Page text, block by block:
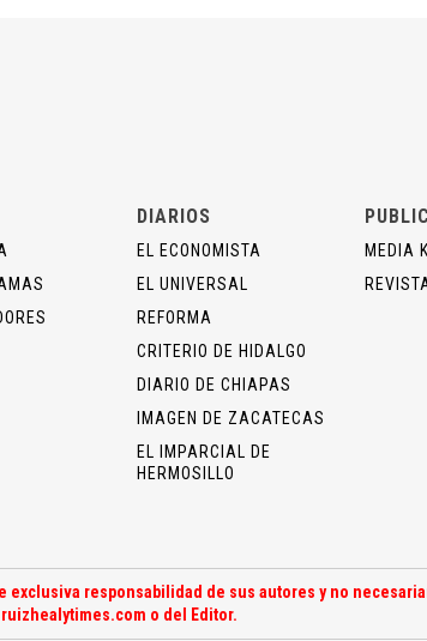
DIARIOS
EL ECONOMISTA
EL UNIVERSAL
REFORMA
CRITERIO DE HIDALGO
DIARIO DE CHIAPAS
IMAGEN DE ZACATECAS
EL IMPARCIAL DE
HERMOSILLO
MEDIA
responsabilidad de sus autores y no
ruizhealytimes.com o del Editor.